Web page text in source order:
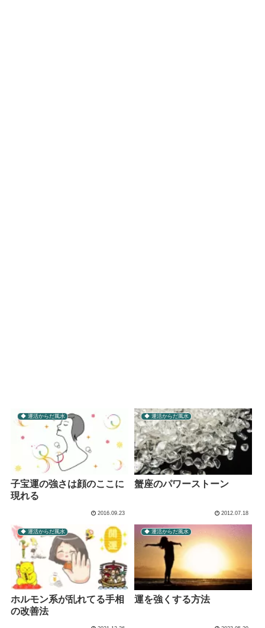
◆ 運活からだ風水
子宝運の強さは顔のここに
現れる
2016.09.23
◆ 運活からだ風水
蟹座のパワーストーン
2012.07.18
◆ 運活からだ風水
ホルモン系が乱れてる手相
の改善法
◆ 運活からだ風水
運を強くする方法